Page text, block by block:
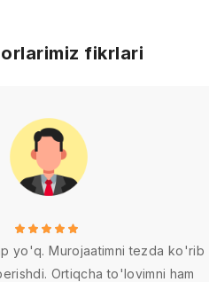
fikrlari
yo'q. Murojaatimni tezda ko'rib
Ortiqcha to'lovimni ham